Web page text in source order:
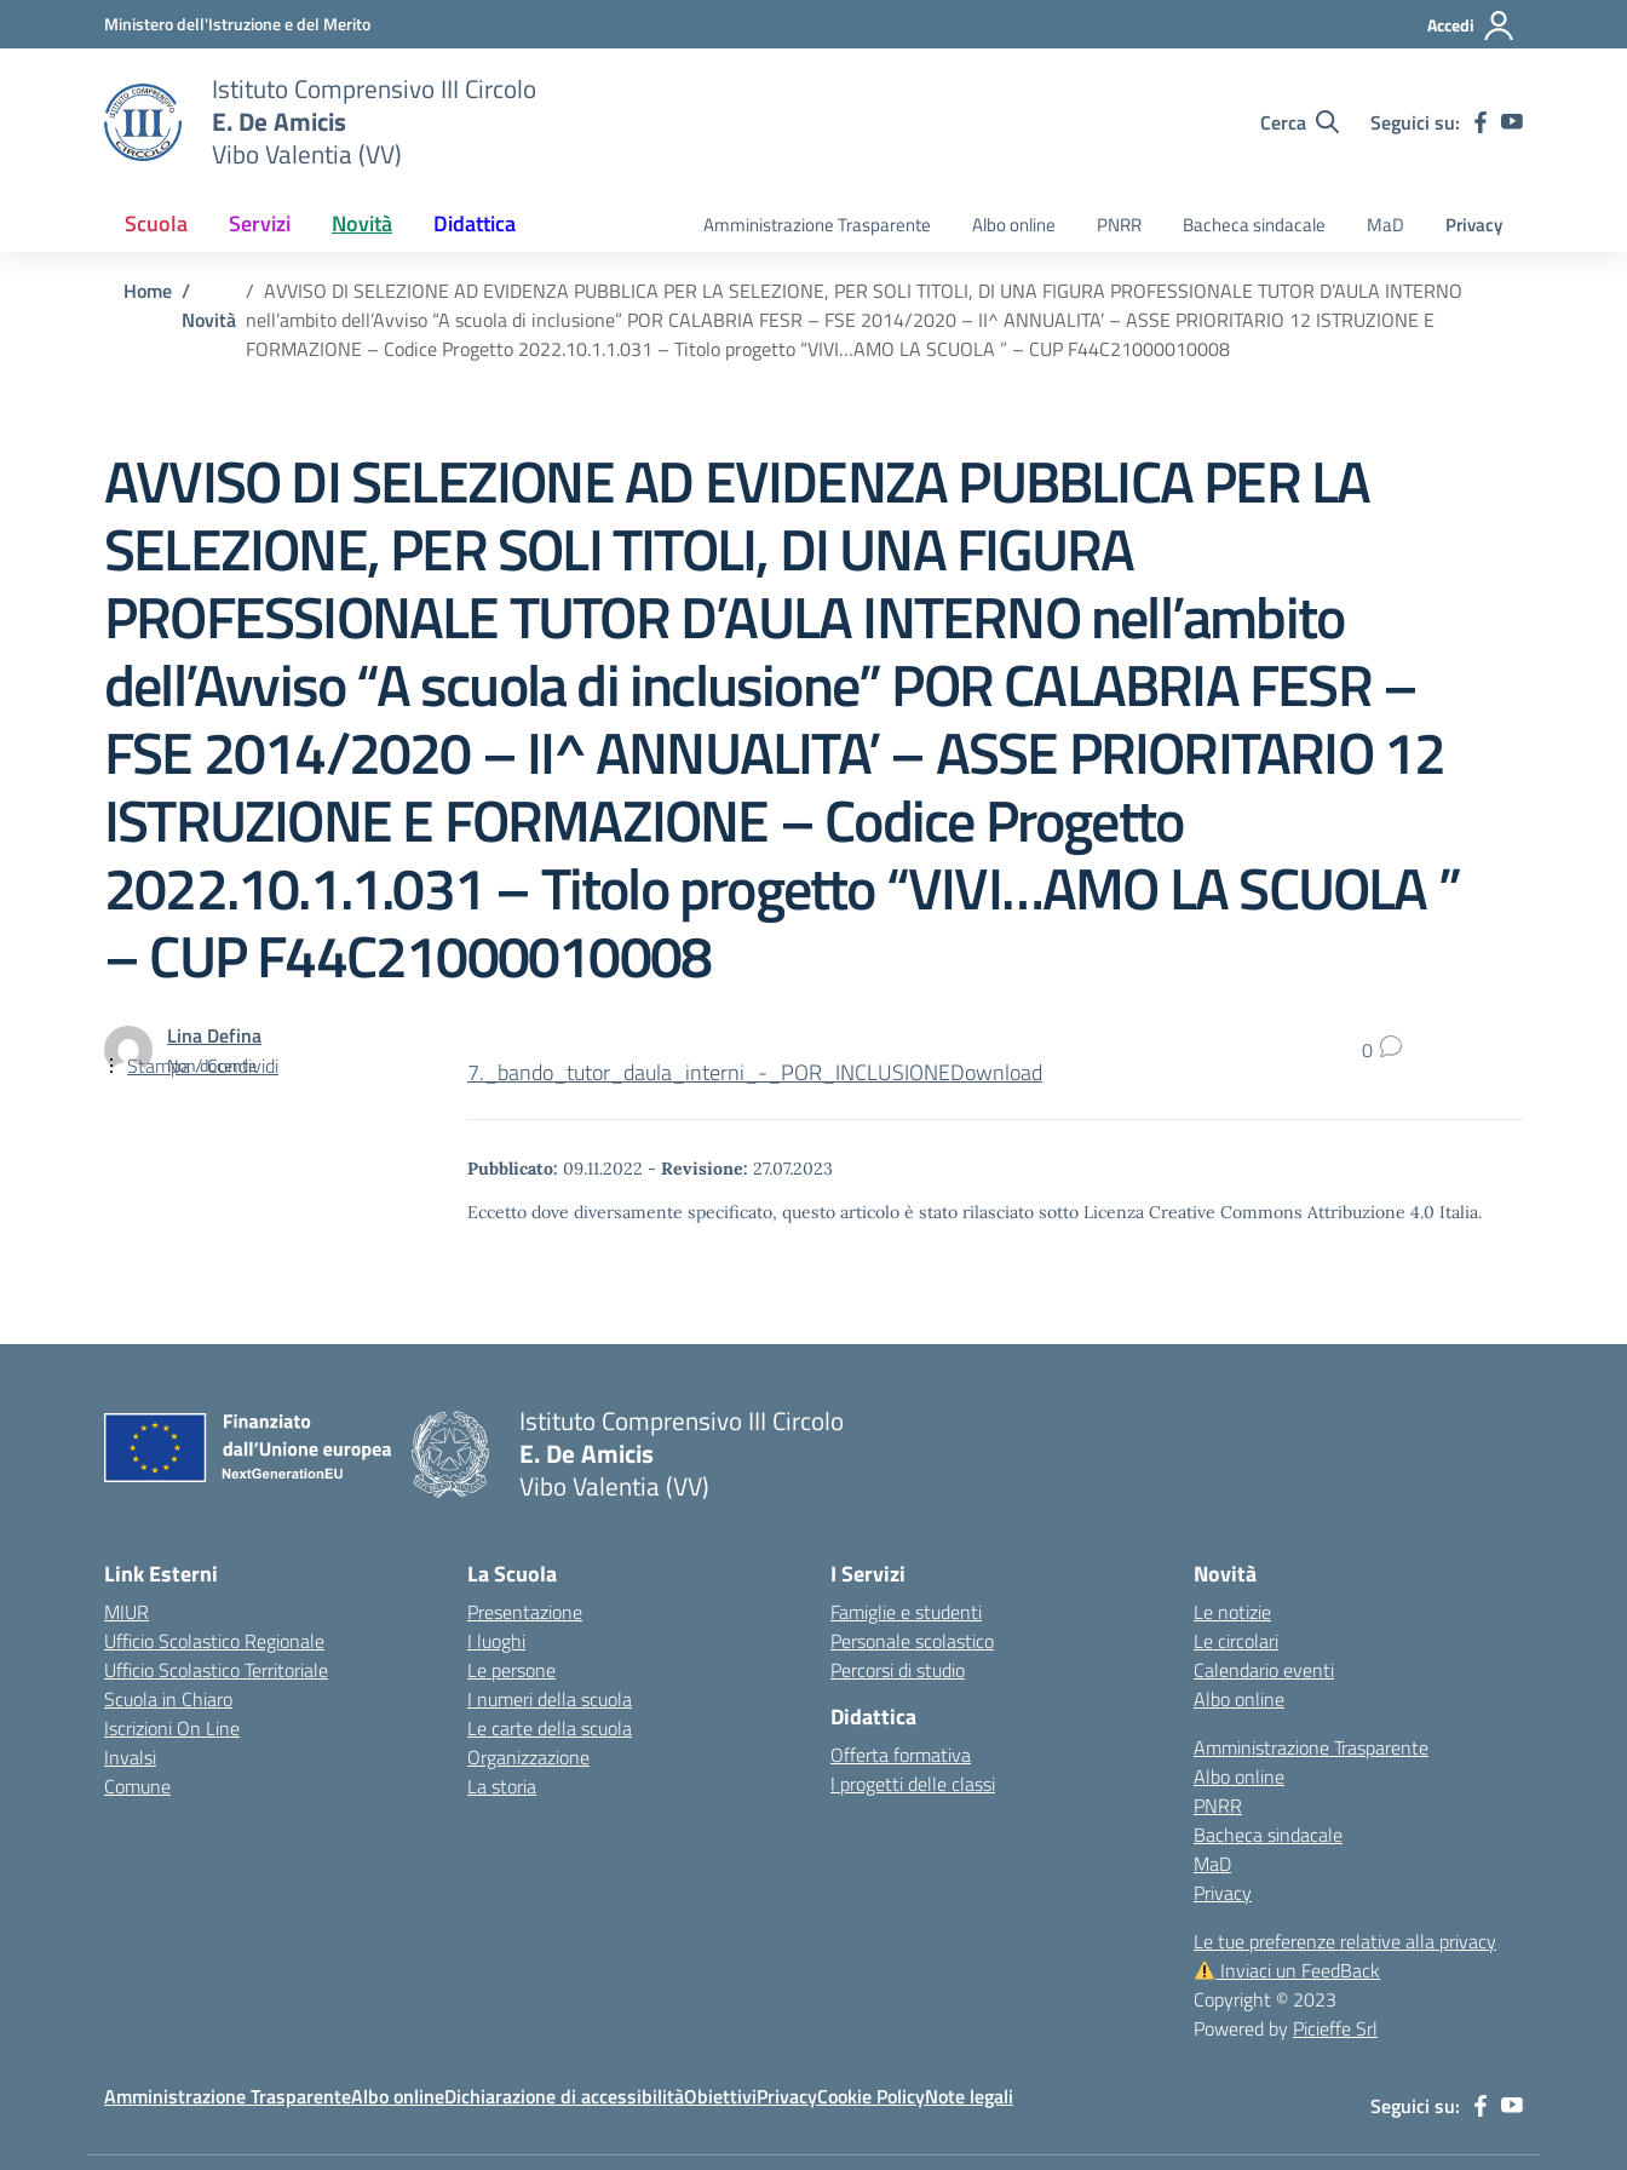
Vai ai contenuti
Vai al menu di navigazioneMinistero dell'Istruzione e del Merito Accedi
Istituto Comprensivo III Circolo
E. De Amicis
Vibo Valentia (VV)
Cerca Seguici su:
Scuola Servizi Novità Didattica Amministrazione Trasparente Albo online PNRR Bacheca sindacale MaD Privacy
Home
Novità
AVVISO DI SELEZIONE AD EVIDENZA PUBBLICA PER LA SELEZIONE, PER SOLI TITOLI, DI UNA FIGURA PROFESSIONALE TUTOR D’AULA INTERNO
nell’ambito dell’Avviso “A scuola di inclusione” POR CALABRIA FESR – FSE 2014/2020 – II^ ANNUALITA’ – ASSE PRIORITARIO 12 ISTRUZIONE E
FORMAZIONE – Codice Progetto 2022.10.1.1.031 – Titolo progetto “VIVI…AMO LA SCUOLA ” – CUP F44C21000010008
AVVISO DI SELEZIONE AD EVIDENZA PUBBLICA PER LA
SELEZIONE, PER SOLI TITOLI, DI UNA FIGURA
PROFESSIONALE TUTOR D’AULA INTERNO nell’ambito
dell’Avviso “A scuola di inclusione” POR CALABRIA FESR –
FSE 2014/2020 – II^ ANNUALITA’ – ASSE PRIORITARIO 12
ISTRUZIONE E FORMAZIONE – Codice Progetto
2022.10.1.1.031 – Titolo progetto “VIVI…AMO LA SCUOLA ”
– CUP F44C21000010008
Lina Defina
Non docente 0
7._bando_tutor_daula_interni_-_POR_INCLUSIONEDownload
Pubblicato: 09.11.2022 - Revisione: 27.07.2023
Eccetto dove diversamente specificato, questo articolo è stato rilasciato sotto Licenza Creative Commons Attribuzione 4.0 Italia.
Stampa / Condividi
Istituto Comprensivo III Circolo
E. De Amicis
Vibo Valentia (VV)
Link Esterni
MIUR
Ufficio Scolastico Regionale
Ufficio Scolastico Territoriale
Scuola in Chiaro
Iscrizioni On Line
Invalsi
Comune
La Scuola
Presentazione
I luoghi
Le persone
I numeri della scuola
Le carte della scuola
Organizzazione
La storia
I Servizi
Famiglie e studenti
Personale scolastico
Percorsi di studio
Didattica
Offerta formativa
I progetti delle classi
Novità
Le notizie
Le circolari
Calendario eventi
Albo online
Amministrazione Trasparente
Albo online
PNRR
Bacheca sindacale
MaD
Privacy
Le tue preferenze relative alla privacy
Inviaci un FeedBack
Copyright © 2023
Powered by Picieffe Srl
Amministrazione TrasparenteAlbo onlineDichiarazione di accessibilitàObiettiviPrivacyCookie PolicyNote legali Seguici su: